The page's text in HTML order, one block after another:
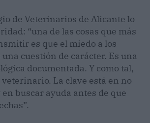
de Veterinarios de Alicante lo
“una de las cosas que más
es que el miedo a los
cuestión de carácter. Es una
documentada. Y como tal,
La clave está en no
buscar ayuda antes de que